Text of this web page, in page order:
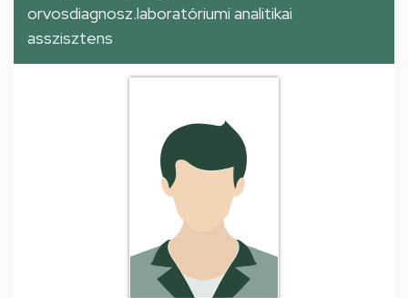
orvosdiagnosz.laboratóriumi analitikai
asszisztens